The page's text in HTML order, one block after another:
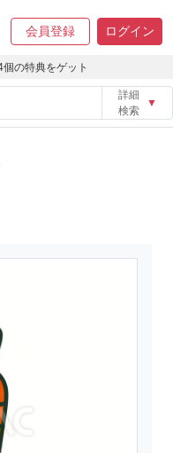
会員登録 ログイン
個の特典をゲット
詳細
検索
▼